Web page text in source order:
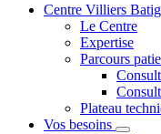
Centre Villiers
Le Centre
Expertise
Parcours
Plateau
Vos besoins